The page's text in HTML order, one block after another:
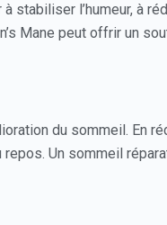
stabiliser l’humeur, à
Mane peut offrir un
du sommeil. En
Un sommeil